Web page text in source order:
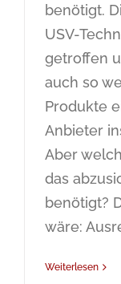
benötigt.
USV-
getroffen
auch so
Produkte
Anbieter
Aber
das
benötigt?
wäre:
Weiterlesen